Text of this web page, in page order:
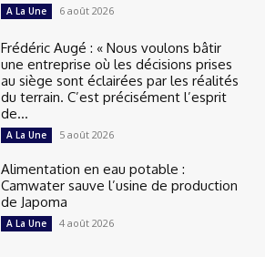
A La Une 6 août 2026
Frédéric Augé : « Nous voulons bâtir
une entreprise où les décisions prises
au siège sont éclairées par les réalités
du terrain. C’est précisément l’esprit
de...
A La Une 5 août 2026
Alimentation en eau potable :
Camwater sauve l’usine de production
de Japoma
A La Une 4 août 2026